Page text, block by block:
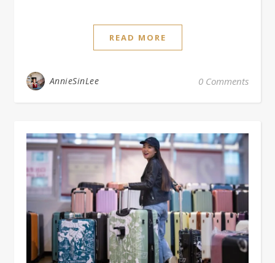
READ MORE
AnnieSinLee 0 Comments